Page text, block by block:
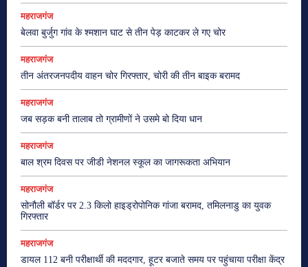
महराजगंज
बेलवा बुर्जुग गांव के श्मशान घाट से तीन पेड़ काटकर ले गए चोर
महराजगंज
तीन अंतरजनपदीय वाहन चोर गिरफ्तार, चोरी की तीन बाइक बरामद
महराजगंज
जब सड़क बनी तालाब तो ग्रामीणों ने उसमे बो दिया धान
महराजगंज
बाल श्रम दिवस पर जीडी नेशनल स्कूल का जागरूकता अभियान
महराजगंज
सोनौली बॉर्डर पर 2.3 किलो हाइड्रोपोनिक गांजा बरामद, तमिलनाडु का युवक
गिरफ्तार
महराजगंज
डायल 112 बनी परीक्षार्थी की मददगार, हूटर बजाते समय पर पहुंचाया परीक्षा केंद्र